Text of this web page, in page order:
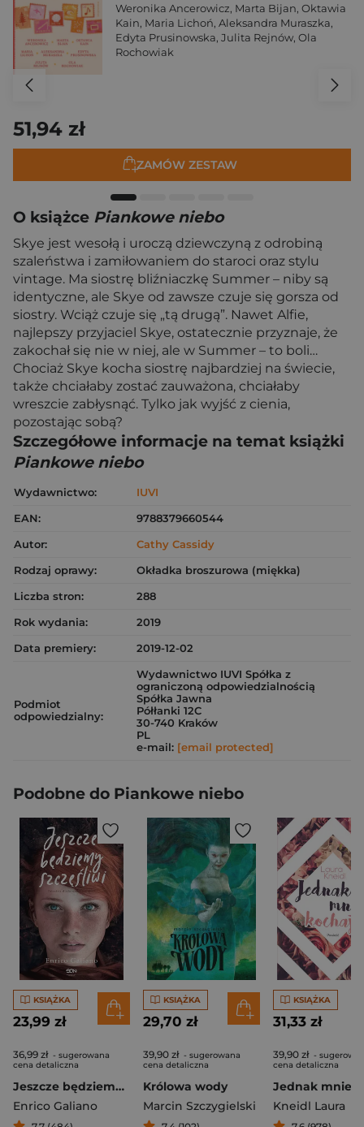
Weronika Ancerowicz, Marta Bijan, Oktawia
Kain, Maria Lichoń, Aleksandra Muraszka,
Edyta Prusinowska, Julita Rejnów, Ola
Rochowiak
51,94 zł
ZAMÓW ZESTAW
O książce Piankowe niebo
Skye jest wesołą i uroczą dziewczyną z odrobiną
szaleństwa i zamiłowaniem do staroci oraz stylu
vintage. Ma siostrę bliźniaczkę Summer – niby są
identyczne, ale Skye od zawsze czuje się gorsza od
siostry. Wciąż czuje się „tą drugą”. Nawet Alfie,
najlepszy przyjaciel Skye, ostatecznie przyznaje, że
zakochał się nie w niej, ale w Summer – to boli…
Chociaż Skye kocha siostrę najbardziej na świecie,
także chciałaby zostać zauważona, chciałaby
wreszcie zabłysnąć. Tylko jak wyjść z cienia,
pozostając sobą?
Szczegółowe informacje na temat książki
Piankowe niebo
Wydawnictwo:
IUVI
EAN:
9788379660544
Autor:
Cathy Cassidy
Rodzaj oprawy:
Okładka broszurowa (miękka)
Liczba stron:
288
Rok wydania:
2019
Data premiery:
2019-12-02
Podmiot
odpowiedzialny:
Wydawnictwo IUVI Spółka z
ograniczoną odpowiedzialnością
Spółka Jawna
Półłanki 12C
30-740 Kraków
PL
e-mail: [email protected]
Podobne do Piankowe niebo
KSIĄŻKA
23,99 zł
36,99 zł - sugerowana
cena detaliczna
Jeszcze będziemy szczęśliwi
Enrico Galiano
KSIĄŻKA
29,70 zł
39,90 zł - sugerowana
cena detaliczna
Królowa wody
Marcin Szczygielski
KSIĄŻKA
31,33 zł
39,90 zł -
cena detaliczna
Kneidl Laura